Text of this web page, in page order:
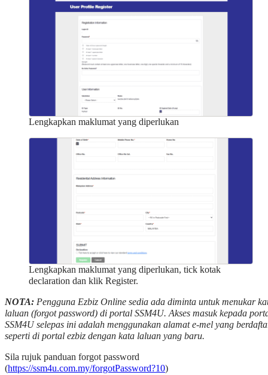
Lengkapkan maklumat yang diperlukan
Lengkapkan maklumat yang diperlukan, tick kotak
declaration dan klik Register.
NOTA: Pengguna Ezbiz Online sedia ada diminta untuk menukar
laluan (forgot password) di portal SSM4U. Akses masuk kepada
SSM4U selepas ini adalah menggunakan alamat e-mel yang
seperti di portal ezbiz dengan kata laluan yang baru.
Sila rujuk panduan forgot password
(https://ssm4u.com.my/forgotPassword?10)